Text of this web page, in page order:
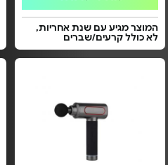
המוצר מגיע עם שנת אחריות,
לא כולל קרעים/שברים